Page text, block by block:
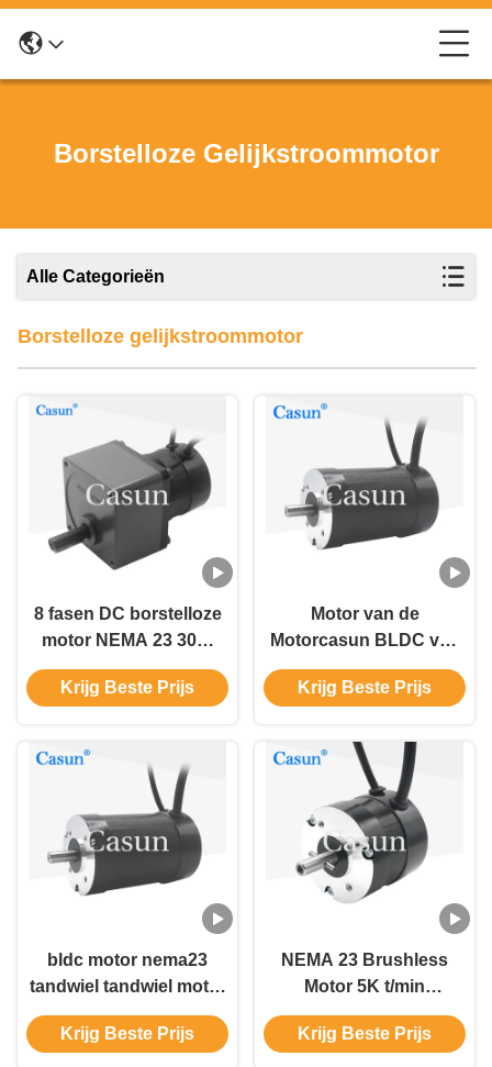
Borstelloze Gelijkstroommotor
Alle Categorieën
Borstelloze gelijkstroommotor
8 fasen DC borstelloze
motor NEMA 23 30W
Excentrische vertraging
motor
Krijg Beste Prijs
Motor van de
Motorcasun BLDC van
NEMA23 4500Rpm 24V
gelijkstroom Brushless
Krijg Beste Prijs
bldc motor nema23
tandwiel tandwiel motor
2:1 120w elektromotor
dc 24v voor
Krijg Beste Prijs
NEMA 23 Brushless
Motor 5K t/min
57*57*51MM 0.3N.M van
gelijkstroom
Krijg Beste Prijs